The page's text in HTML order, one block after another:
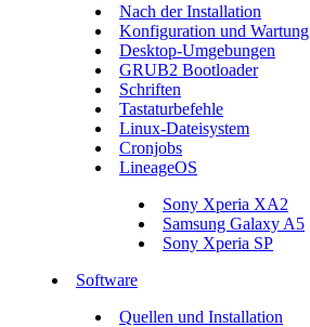
Nach der Installation
Konfiguration und Wartung
Desktop-Umgebungen
GRUB2 Bootloader
Schriften
Tastaturbefehle
Linux-Dateisystem
Cronjobs
LineageOS
Sony Xperia XA2
Samsung Galaxy A5
Sony Xperia SP
Software
Quellen und Installation